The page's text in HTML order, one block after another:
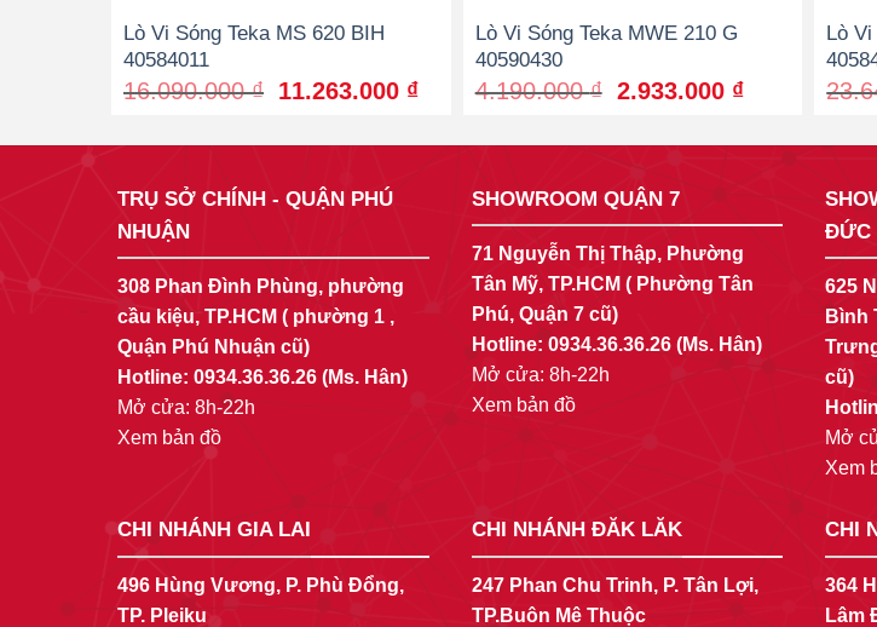
Lò Vi Sóng Teka MS 620 BIH
40584011
16.090.000₫ Original
11.263.000 ₫Current
Lò Vi Sóng Teka MWE 210 G
40590430
4.190.000₫
Original
2.933.000 ₫Current
Lò
TRỤ SỞ CHÍNH - QUẬN PHÚ
NHUẬN
308 Phan Đình Phùng, phường
cầu kiệu, TP.HCM ( phường 1 ,
Quận Phú Nhuận cũ)
Hotline: 0934.36.36.26 (Ms. Hân)
Mở cửa: 8h-22h
Xem bản đồ
SHOWROOM QUẬN 7
71 Nguyễn Thị Thập, Phường
Tân Mỹ, TP.HCM ( Phường Tân
Phú, Quận 7 cũ)
Hotline: 0934.36.36.26(Ms. Hân)
Mở cửa: 8h-22h
Xem bản đồ
ĐỨC
625
Bình
cũ)
Mở
Xem
CHI NHÁNH GIA LAI
496 Hùng Vương, P. Phù Đổng,
TP. Pleiku
CHI NHÁNH ĐĂK LĂK
247 Phan Chu Trinh, P. Tân Lợi,
TP.Buôn Mê Thuộc
CHI
364
Lâm